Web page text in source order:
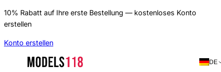
10% Rabatt auf Ihre erste Bestellung — kostenloses Konto
erstellen
Konto erstellen
DE